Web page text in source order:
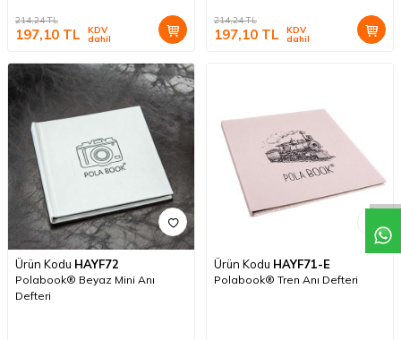
214,24TL
197,10 TL KDV
dahil
214,24TL
197,10 TL KDV
dahil
Ürün Kodu HAYF72
Polabook® Beyaz Mini Anı
Defteri
Ürün Kodu HAYF71-E
Polabook® Tren Anı Defteri